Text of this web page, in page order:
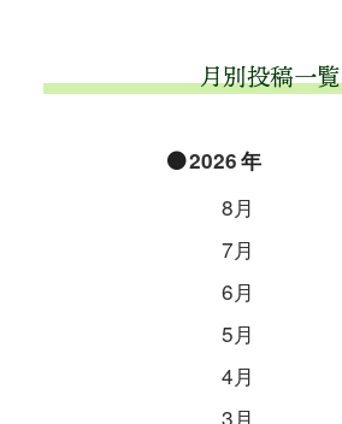
月別投稿一覧
2026
8月
7月
6月
5月
4月
3月